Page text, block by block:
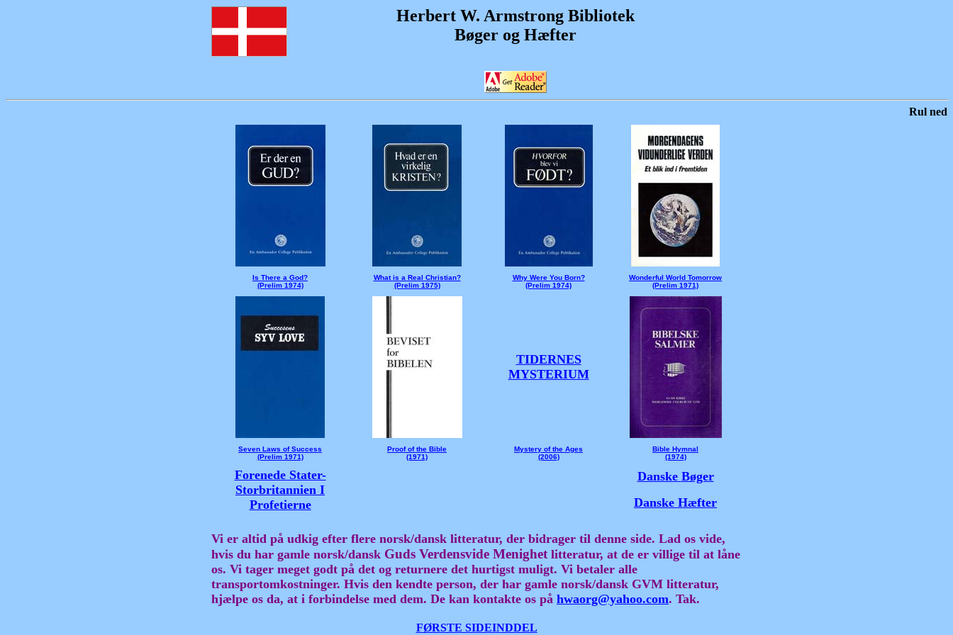
Herbert W. Armstrong Bibliotek
Bøger og Hæfter
Rul ned
Is There a God?
(Prelim 1974)
What is a Real Christian?
(Prelim 1975)
Why Were You Born?
(Prelim 1974)
Wonderful World Tomorrow
(Prelim 1971)
TIDERNES
MYSTERIUM
Seven Laws of Success
(Prelim 1971)
Proof of the Bible
(1971)
Mystery of the Ages
(2006)
Bible Hymnal
(1974)
Forenede Stater-
Storbritannien I
Profetierne
Danske Bøger
Danske Hæfter
Vi er altid på udkig efter flere norsk/dansk litteratur, der bidrager til denne side. Lad os vide,
hvis du har gamle norsk/dansk Guds Verdensvide Menighetlitteratur, at de er villige til at låne
os. Vi tager meget godt på det og returnere det hurtigst muligt. Vi betaler alle
transportomkostninger. Hvis den kendte person, der har gamle norsk/dansk GVM litteratur,
hjælpe os da, at i forbindelse med dem. De kan kontakte os på hwaorg@yahoo.com. Tak.
FØRSTE SIDEINDDEL